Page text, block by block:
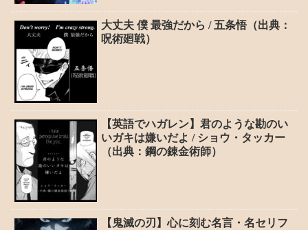
大丈夫 僕 最強だから / 五条悟（出典：
呪術廻戦）
【英語でハガレン】君のような勘のい
いガキは嫌いだよ / ショウ・タッカー
（出典：鋼の錬金術師）
【鬼滅の刃】心に刻む名言・名セリフ